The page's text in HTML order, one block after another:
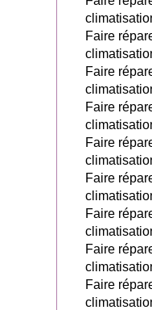
Faire
Faire
Faire
Faire
Faire
Faire
Faire
Faire